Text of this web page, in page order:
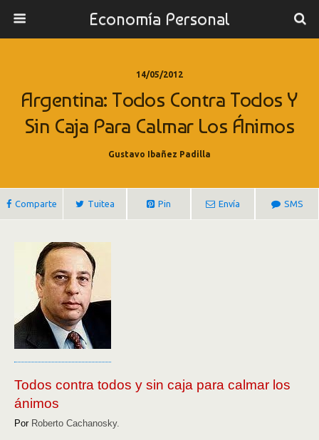
Economía Personal
14/05/2012
Argentina: Todos Contra Todos Y
Sin Caja Para Calmar Los Ánimos
Gustavo Ibañez Padilla
Comparte Tuitea Pin Envía SMS
Todos contra todos y sin caja para calmar los
ánimos
Por Roberto Cachanosky.